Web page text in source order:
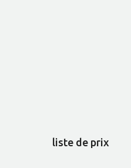
liste de prix